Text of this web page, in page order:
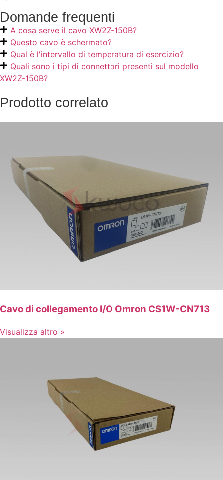
Domande frequenti
A cosa serve il cavo XW2Z-150B?
Questo cavo è schermato?
Qual è l'intervallo di temperatura di esercizio?
Quali sono i tipi di connettori presenti sul modello
XW2Z-150B?
Prodotto correlato
Cavo di collegamento I/O Omron CS1W-CN713
Visualizza altro »